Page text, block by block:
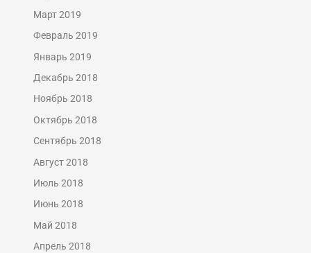
Март 2019
Февраль 2019
Январь 2019
Декабрь 2018
Ноябрь 2018
Октябрь 2018
Сентябрь 2018
Август 2018
Июль 2018
Июнь 2018
Май 2018
Апрель 2018